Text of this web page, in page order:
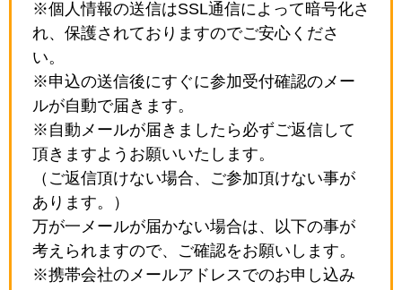
※個人情報の送信はSSL通信によって暗号化さ
れ、保護されておりますのでご安心くださ
い。
※申込の送信後にすぐに参加受付確認のメー
ルが自動で届きます。
※自動メールが届きましたら必ずご返信して
頂きますようお願いいたします。
（ご返信頂けない場合、ご参加頂けない事が
あります。）
万が一メールが届かない場合は、以下の事が
考えられますので、ご確認をお願いします。
※携帯会社のメールアドレスでのお申し込み